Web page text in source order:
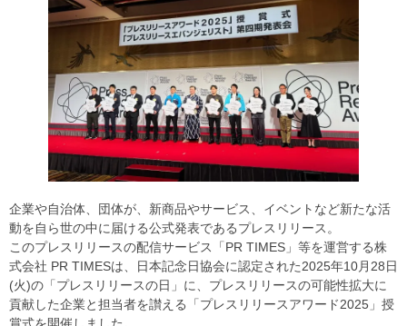
企業や自治体、団体が、新商品やサービス、イベントなど新たな活
動を自ら世の中に届ける公式発表であるプレスリリース。
このプレスリリースの配信サービス「PR TIMES」等を運営する株
式会社 PR TIMESは、日本記念日協会に認定された2025年10月28日
(火)の「プレスリリースの日」に、プレスリリースの可能性拡大に
貢献した企業と担当者を讃える「プレスリリースアワード2025」授
賞式を開催しました。